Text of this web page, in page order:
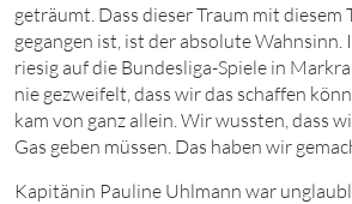
geträumt. Dass dieser Traum mit diesem
gegangen ist, ist der absolute Wahnsinn.
riesig auf die Bundesliga-Spiele in
nie gezweifelt, dass wir das schaffen
kam von ganz allein. Wir wussten, dass
Gas geben müssen. Das haben wir
Kapitänin Pauline Uhlmann war